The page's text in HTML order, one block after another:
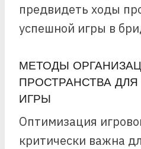
предвидеть ходы
успешной игры в
МЕТОДЫ
ПРОСТРАНСТВА
ИГРЫ
Оптимизация
критически важна